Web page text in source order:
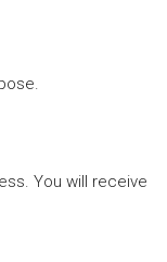
You will receive